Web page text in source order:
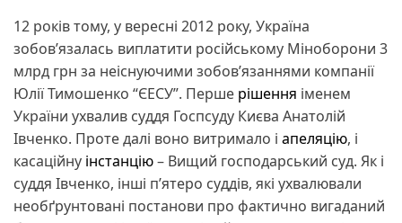
12 років тому, у вересні 2012 року, Україна
зобовʼязалась виплатити російському Міноборони 3
млрд грн за неіснуючими зобовʼязаннями компанії
Юлії Тимошенко “ЄЕСУ”. Перше рішення іменем
України ухвалив суддя Госпсуду Києва Анатолій
Івченко. Проте далі воно витримало і апеляцію, і
касаційну інстанцію– Вищий господарський суд. Як і
суддя Івченко, інші пʼятеро суддів, які ухвалювали
необґрунтовані постанови про фактично вигаданий